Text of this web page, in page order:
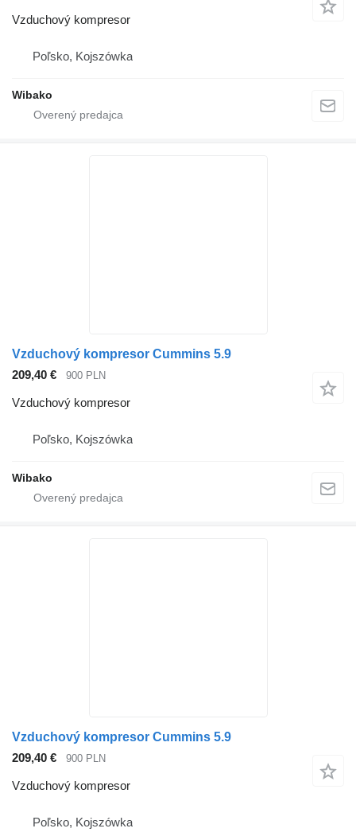
Vzduchový kompresor
Poľsko, Kojszówka
Wibako
Vzduchový kompresor Cummins 5.9
209,40 €
900 PLN
Vzduchový kompresor
Poľsko, Kojszówka
Wibako
Vzduchový kompresor Cummins 5.9
209,40 €
900 PLN
Vzduchový kompresor
Poľsko, Kojszówka